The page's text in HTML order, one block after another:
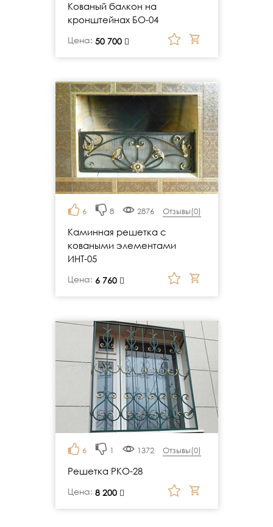
Кованый балкон на
кронштейнах БО-04
Цена: 50 700
руб.
6 8 2876 Отзывы(0)
Каминная решетка с
коваными элементами
ИНТ-05
Цена: 6 760
руб.
6 1 1372 Отзывы(0)
Решетка РКО-28
Цена: 8 200
руб.